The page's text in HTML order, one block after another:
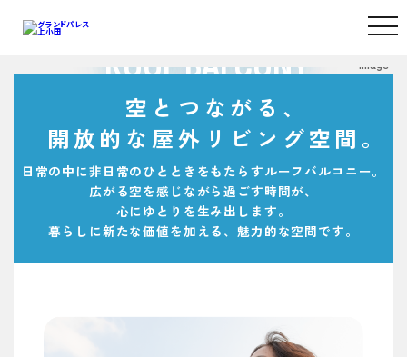
ROOF BALCONY image
空とつながる、
開放的な屋外リビング空間。
日常の中に非日常のひとときをもたらすルーフバルコニー。
広がる空を感じながら過ごす時間が、
心にゆとりを生み出します。
暮らしに新たな価値を加える、魅力的な空間です。